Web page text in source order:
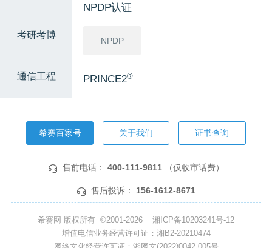
考研考博
通信工程
NPDP认证
NPDP
PRINCE2®
信息系统项
目管理师
网络规划设
系统架构设
系统规划与
管理师
希赛百家号 关于我们 证书查询
售前电话： 400-111-9811 （仅收市话费）
售后投诉： 156-1612-8671
希赛网 版权所有 ©2001-2026 湘ICP备10203241号-12
增值电信业务经营许可证：湘B2-20210474